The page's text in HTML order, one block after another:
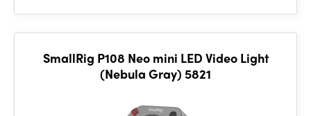
SmallRig P108 Neo mini LED Video Light
(Nebula Gray) 5821